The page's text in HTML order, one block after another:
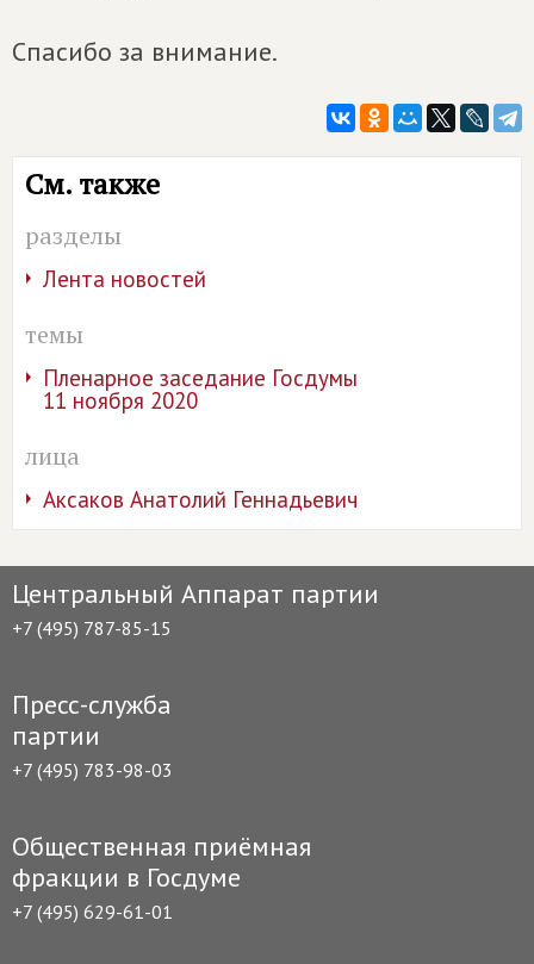
Спасибо за внимание.
См. также
разделы
Лента новостей
темы
Пленарное заседание Госдумы
11 ноября 2020
лица
Аксаков Анатолий Геннадьевич
Центральный Аппарат партии
+7 (495) 787-85-15
Пресс-служба
партии
+7 (495) 783-98-03
Общественная приёмная
фракции в Госдуме
+7 (495) 629-61-01